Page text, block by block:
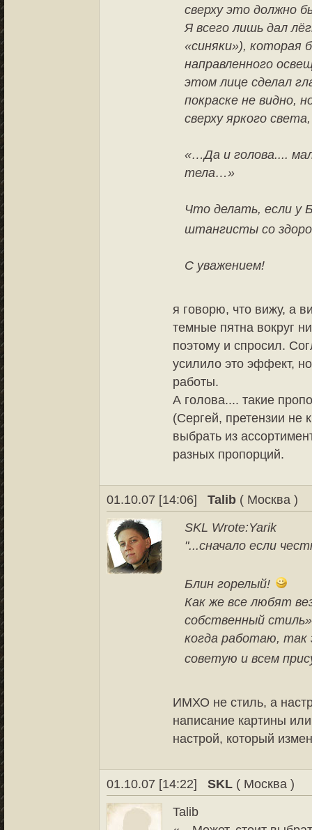
сверху это должно
Я всего лишь дал
«синяки»), которая
направленного
этом лице сделал
покраске не видно,
сверху яркого
«…Да и голова....
тела…»
Что делать, если у
штангисты со
С уважением!
я говорю, что вижу, а
темные пятна вокруг
поэтому и спросил.
усилило это эффект,
работы.
А голова.... такие
(Сергей, претензии не
выбрать из
разных пропорций.
01.10.07 [14:06] Talib ( Москва )
SKL Wrote:Yarik
"...сначало если
Блин горелый!
Как же все любят
собственный
когда работаю,
советую и всем
ИМХО не стиль, а
написание картины
настрой, который
01.10.07 [14:22] SKL ( Москва )
Talib